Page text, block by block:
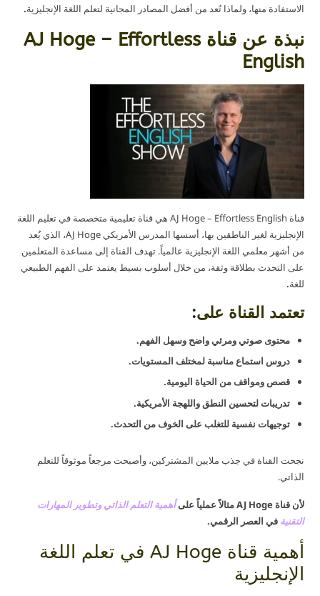
الاستفادة منها، ولماذا تُعد من أفضل المصادر المجانية لتعلم اللغة الإنجليزية.
نبذة عن قناة AJ Hoge – Effortless
English
قناة AJ Hoge – Effortless English هي قناة تعليمية متخصصة في تعليم اللغة
الإنجليزية لغير الناطقين بها، أسسها المدرس الأمريكي AJ Hoge، الذي يُعد
من أشهر معلمي اللغة الإنجليزية عالمياً. تهدف القناة إلى مساعدة المتعلمين
على التحدث بطلاقة وثقة، من خلال أسلوب بسيط يعتمد على الفهم الطبيعي
للغة.
تعتمد القناة على:
محتوى صوتي ومرئي واضح وسهل الفهم.
دروس استماع مناسبة لمختلف المستويات.
قصص ومواقف من الحياة اليومية.
تدريبات لتحسين النطق واللهجة الأمريكية.
توجيهات نفسية للتغلب على الخوف من التحدث.
نجحت القناة في جذب ملايين المشتركين، وأصبحت مرجعاً موثوقاً للتعلم
الذاتي.
لأن قناة AJ Hoge مثالاً عملياً على
أهمية التعلم الذاتي وتطوير المهارات
التقنية في العصر الرقمي.
أهمية قناة AJ Hoge في تعلم اللغة
الإنجليزية